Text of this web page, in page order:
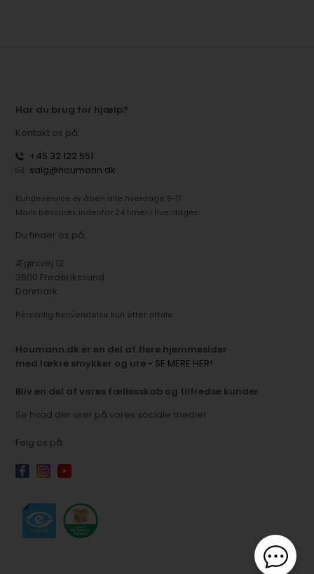
Har du brug for hjælp?
Kontakt os på:
+45 32 122 551
salg@houmann.dk
Kundeservice er åben alle hverdage 9-17.
Mails besvares indenfor 24 timer i hverdagen
Du finder os på:
Ægirsvej 12
3600 Frederikssund
Danmark
Personlig henvendelse kun efter aftale
Houmann.dk er en del af flere hjemmesider
med lækre smykker og ure - SE MERE HER!
Bliv en del af vores fællesskab og tilfredse kunder
Se hvad der sker på vores sociale medier
Følg os på: